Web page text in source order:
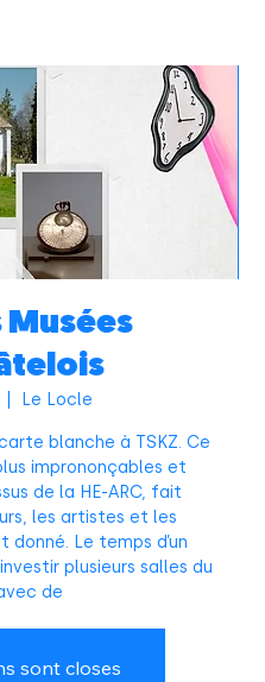
Musées
Le Locle
blanche à TSKZ. Ce
imprononçables et
de la HE-ARC, fait
les artistes et les
Le temps d’un
plusieurs salles du
de
sont closes